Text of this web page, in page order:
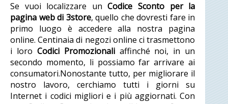
Se vuoi localizzare unCodice Sconto per la
pagina web di 3store, quello che dovresti fare in
primo luogo è accedere alla nostra pagina
online. Centinaia di negozi online ci trasmettono
i loro Codici Promozionaliaffinché noi, in un
secondo momento, li possiamo far arrivare ai
consumatori.Nonostante tutto, per migliorare il
nostro lavoro, cerchiamo tutti i giorni su
Internet i codici migliori e i più aggiornati. Con